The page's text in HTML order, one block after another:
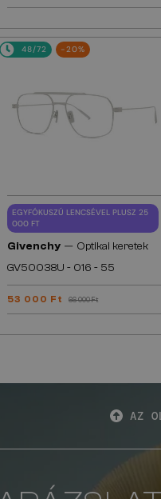
48/72 -20%
EGYFÓKUSZÚ LENCSÉVEL PLUSZ 25
000 FT
Givenchy — Optikai keretek
GV50038U - 016 - 55
53 000 Ft 66 000 Ft
AZ